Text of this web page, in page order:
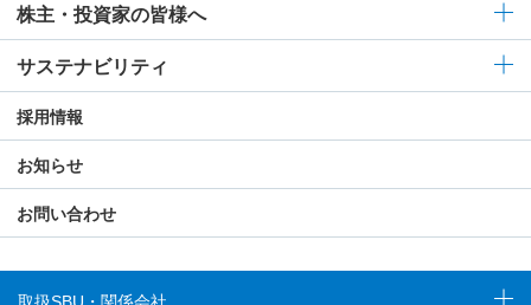
株主・投資家の皆様へ
サステナビリティ
採用情報
お知らせ
お問い合わせ
取扱SBU・関係会社